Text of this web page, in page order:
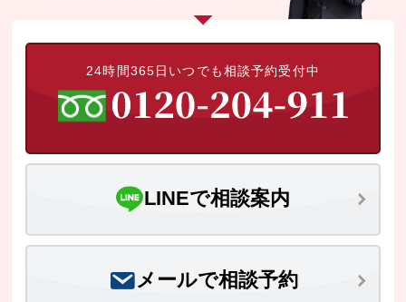
24時間365日いつでも相談予約受付中
LINEで相談案内
メールで相談予約